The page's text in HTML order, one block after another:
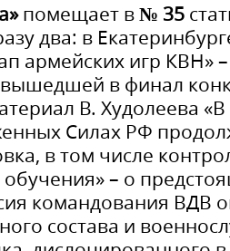
помещает в№ 35
два: в
армейских игр КВН»
в финал
В. Худолеева «В
Силах РФ
в том числе
– о
командования ВДВ
состава и